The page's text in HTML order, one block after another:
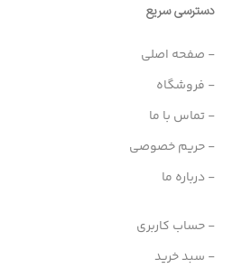
دسترسی سریع
- صفحه اصلی
- فروشگاه
- تماس با ما
- حریم خصوصی
- درباره ما
- حساب کاربری
- سبد خرید